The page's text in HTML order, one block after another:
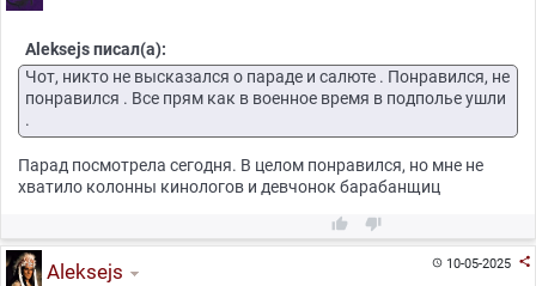
Aleksejs писал(а):
Чот, никто не высказался о параде и салюте . Понравился, не
понравился . Все прям как в военное время в подполье ушли
.
Парад посмотрела сегодня. В целом понравился, но мне не
хватило колонны кинологов и девчонок барабанщиц
 
10-05-2025 
Aleksejs